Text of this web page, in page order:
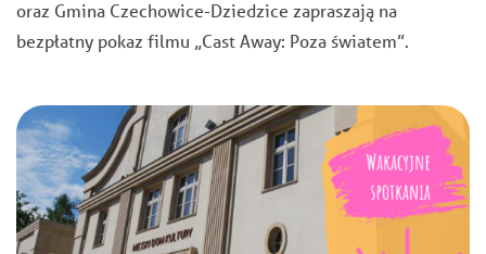
oraz Gmina Czechowice-Dziedzice zapraszają na
bezpłatny pokaz filmu „Cast Away: Poza światem”.